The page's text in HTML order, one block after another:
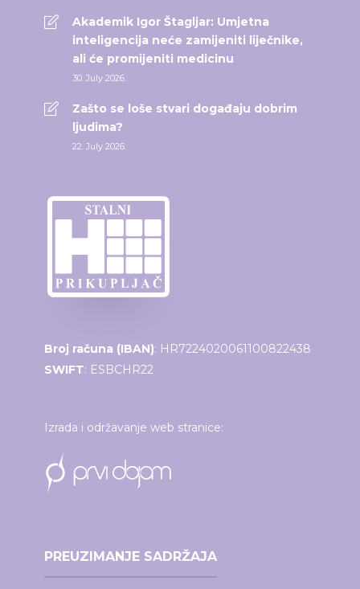
Akademik Igor Štagljar: Umjetna
inteligencija neće zamijeniti liječnike,
ali će promijeniti medicinu
30. July 2026.
Zašto se loše stvari događaju dobrim
ljudima?
22. July 2026.
Broj računa (IBAN): HR7224020061100822438
SWIFT: ESBCHR22
Izrada i održavanje web stranice:
PREUZIMANJE SADRŽAJA